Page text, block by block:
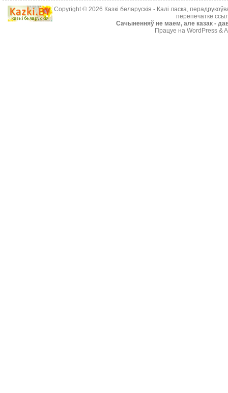
Copyright © 2026 Казкі беларускія - Калі ласка,
перепечатке
Cачыненняў не маем, але казак -
Працуе на WordPress &